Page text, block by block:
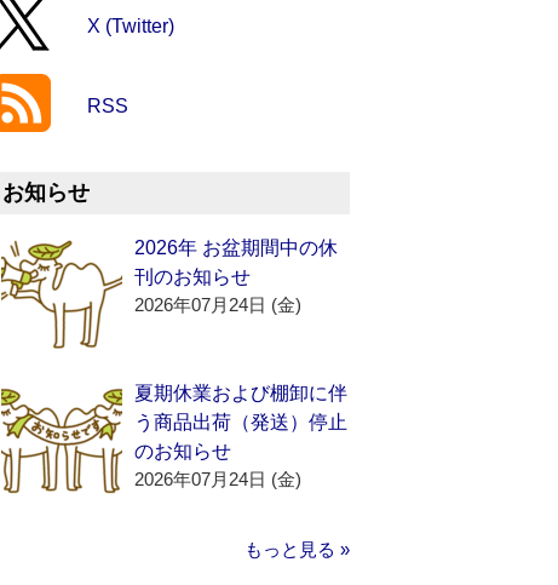
X (Twitter)
RSS
お知らせ
2026年 お盆期間中の休
刊のお知らせ
2026年07月24日 (金)
夏期休業および棚卸に伴
う商品出荷（発送）停止
のお知らせ
2026年07月24日 (金)
もっと見る »